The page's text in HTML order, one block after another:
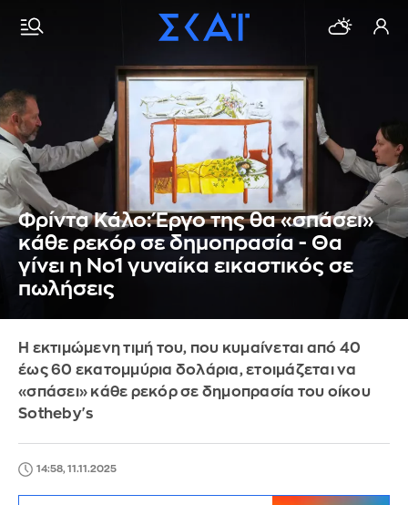
Φρίντα Κάλο: Έργο της θα «σπάσει»
κάθε ρεκόρ σε δημοπρασία - Θα
γίνει η Νο1 γυναίκα εικαστικός σε
πωλήσεις
Η εκτιμώμενη τιμή του, που κυμαίνεται από 40
έως 60 εκατομμύρια δολάρια, ετοιμάζεται να
«σπάσει» κάθε ρεκόρ σε δημοπρασία του οίκου
Sotheby's
14:58, 11.11.2025